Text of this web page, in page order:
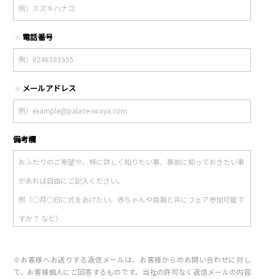
※ 電話番号
※ メールアドレス
備考欄
※お客様へお送りする返信メールは、お客様からのお問い合わせに対し
て、お客様個人にご回答するものです。当社の許可なく返信メールの内容